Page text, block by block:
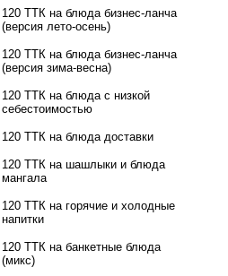
120 ТТК на блюда бизнес-ланча
(версия лето-осень)
120 ТТК на блюда бизнес-ланча
(версия зима-весна)
120 ТТК на блюда с низкой
себестоимостью
120 ТТК на блюда доставки
120 ТТК на шашлыки и блюда
мангала
120 ТТК на горячие и холодные
напитки
120 ТТК на банкетные блюда
(микс)